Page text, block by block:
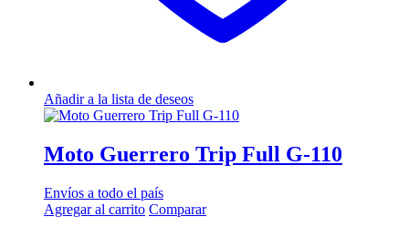
Añadir a la lista de deseos
Moto Guerrero Trip Full G-110
Envíos a todo el país
Agregar al carrito Comparar